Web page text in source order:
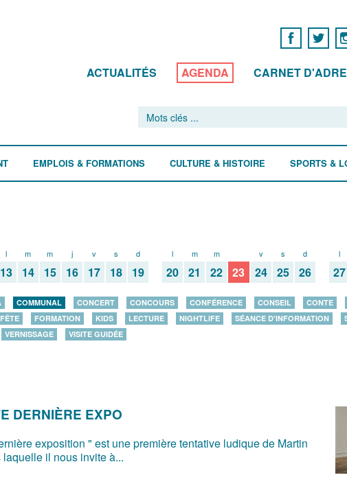
ACTUALITÉS AGENDA CARNET
EMPLOIS & FORMATIONS CULTURE & HISTOIRE SPORTS &
l
13
m
14
m
15
j
16
v
17
s
18
d
19
l
20
m
21
m
22 23
v
24
s
25
d
26
l
27
COMMUNAL CONCERT CONCOURS CONFÉRENCE CONSEIL CONTE
FÊTE FORMATION KIDS LECTURE NIGHTLIFE SÉANCE D'INFORMATION
VERNISSAGE VISITE GUIDÉE
DERNIÈRE EXPO
exposition " est une première tentative ludique de Martin
laquelle il nous invite à...